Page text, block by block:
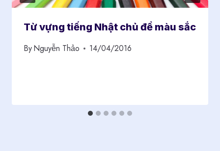
Từ vựng tiếng Nhật chủ đề màu sắc
ByNguyễn Thảo 14/04/2016